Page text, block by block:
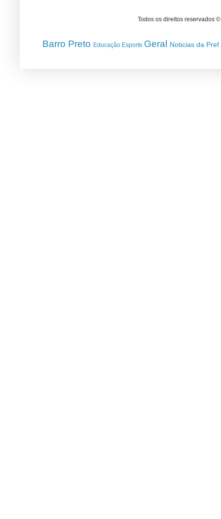
Todos os direitos reservados
Barro Preto Educação Esporte Geral Noticias da